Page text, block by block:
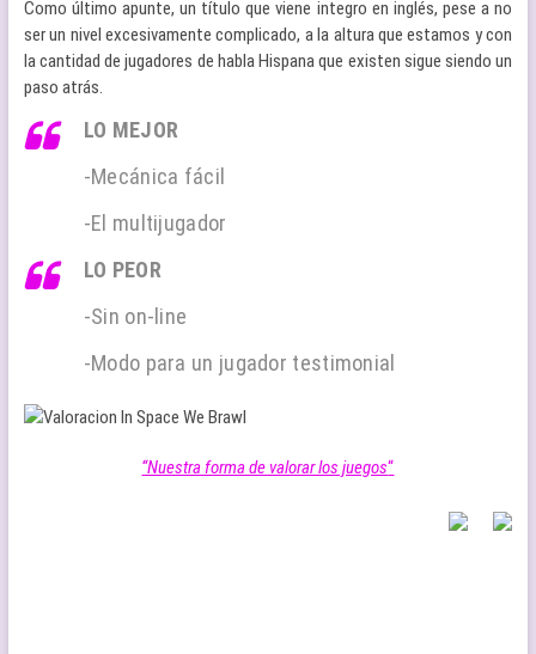
Como último apunte, un título que viene integro en inglés, pese a no
ser un nivel excesivamente complicado, a la altura que estamos y con
la cantidad de jugadores de habla Hispana que existen sigue siendo un
paso atrás.
LO MEJOR
-Mecánica fácil
-El multijugador
LO PEOR
-Sin on-line
-Modo para un jugador testimonial
“Nuestra forma de valorar los juegos“